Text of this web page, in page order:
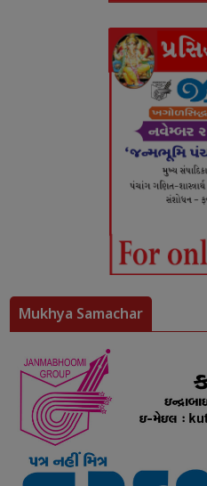
Mukhya Samachar